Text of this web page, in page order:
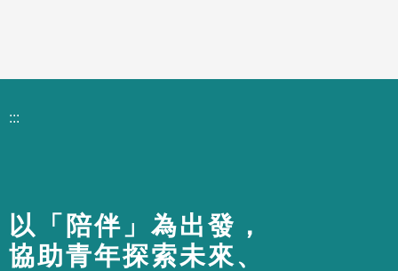
:::
以「陪伴」為出發，
協助青年探索未來、